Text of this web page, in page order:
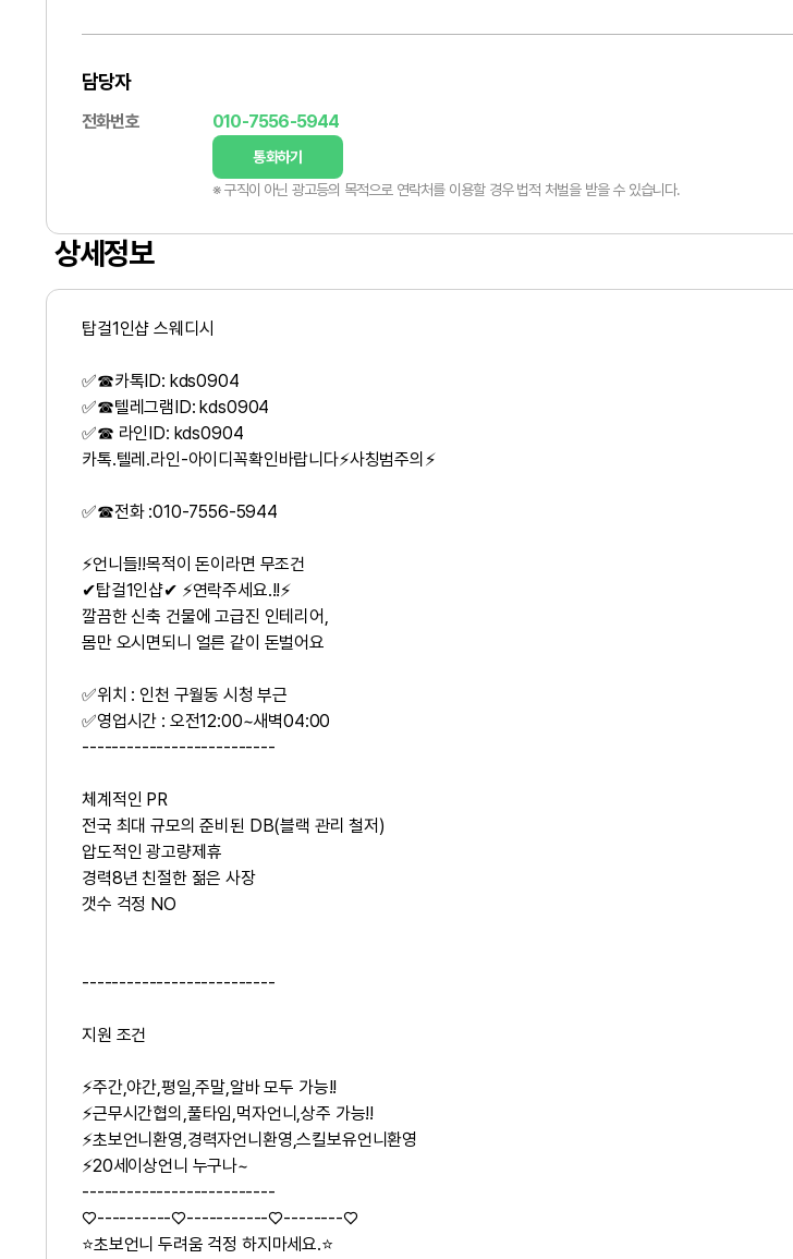
담당자
전화번호 010-7556-5944
통화하기
※ 구직이 아닌 광고등의 목적으로 연락처를 이용할 경우 법적 처벌을 받을 수 있습니다.
상세정보
탑걸1인샵 스웨디시
✅☎카톡ID: kds0904
✅☎텔레그램ID: kds0904
✅☎ 라인ID: kds0904
카톡.텔레.라인-아이디꼭확인바랍니다⚡사칭범주의⚡
✅☎전화 :010-7556-5944
⚡언니들!!목적이 돈이라면 무조건
✔탑걸1인샵✔ ⚡연락주세요.!!⚡
깔끔한 신축 건물에 고급진 인테리어,
몸만 오시면되니 얼른 같이 돈벌어요
✅위치 : 인천 구월동 시청 부근
✅영업시간 : 오전12:00~새벽04:00
--------------------------
체계적인 PR
전국 최대 규모의 준비된 DB(블랙 관리 철저)
압도적인 광고량제휴
경력8년 친절한 젊은 사장
갯수 걱정 NO
--------------------------
지원 조건
⚡주간,야간,평일,주말,알바 모두 가능!!
⚡근무시간협의,풀타임,먹자언니,상주 가능!!
⚡초보언니환영,경력자언니환영,스킬보유언니환영
⚡20세이상언니 누구나~
--------------------------
♡----------♡-----------♡--------♡
⭐초보언니 두려움 걱정 하지마세요.⭐